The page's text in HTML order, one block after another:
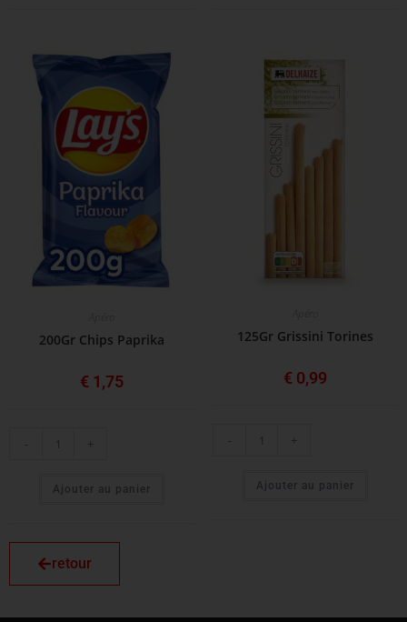
200Gr Chips Paprika
€ 1,75
- +
Ajouter au panier
125Gr Grissini Torines
€ 0,99
- +
Ajouter au panier
retour